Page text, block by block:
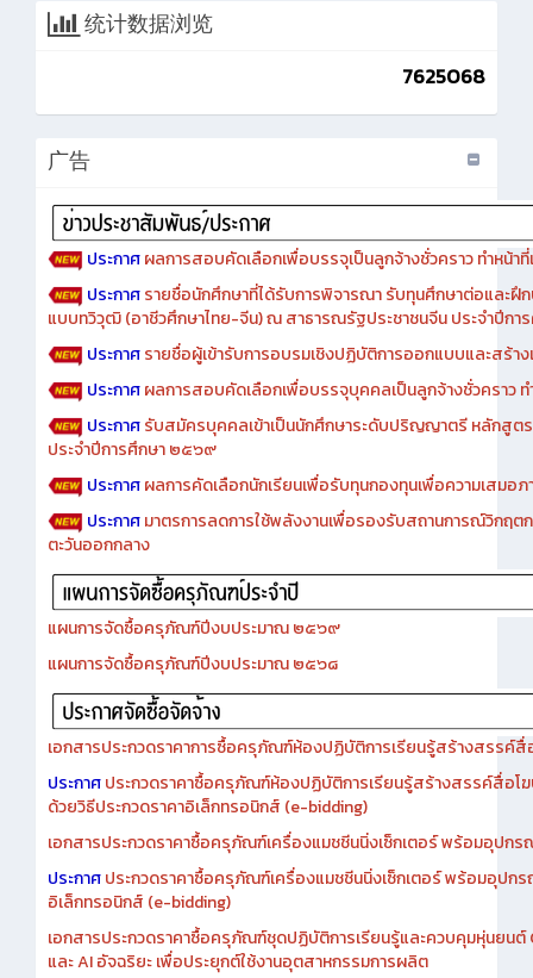
统计数据浏览
7625068
广告
ประกาศผลการสอบคัดเลือกเพื่อบรรจุเป็นลูกจ้างชั่วคราว ทำหน้าที่
ประกาศรายชื่อนักศึกษาที่ได้รับการพิจารณา รับทุนศึกษาต่อและฝึ
แบบทวิวุฒิ (อาชีวศึกษาไทย-จีน) ณ สาธารณรัฐประชาชนจีน ประจำปีก
ประกาศรายชื่อผู้เข้ารับการอบรมเชิงปฏิบัติการออกแบบและสร้า
ประกาศผลการสอบคัดเลือกเพื่อบรรจุบุคคลเป็นลูกจ้างชั่วคราว ท
ประกาศรับสมัครบุคคลเข้าเป็นนักศึกษาระดับปริญญาตรี หลักสูต
ประจำปีการศึกษา ๒๕๖๙
ประกาศผลการคัดเลือกนักเรียนเพื่อรับทุนกองทุนเพื่อความเสมอ
ประกาศมาตรการลดการใช้พลังงานเพื่อรองรับสถานการณ์วิกฤ
ตะวันออกกลาง
แผนการจัดซื้อครุภัณฑ์ปีงบประมาณ ๒๕๖๙
แผนการจัดซื้อครุภัณฑ์ปีงบประมาณ ๒๕๖๘
เอกสารประกวดราคาการซื้อครุภัณฑ์ห้องปฏิบัติการเรียนรู้สร้างสรรค์
ประกาศประกวดราคาซื้อครุภัณฑ์ห้องปฏิบัติการเรียนรู้สร้างสรรค์สื่อโ
ด้วยวิธีประกวดราคาอิเล็กทรอนิกส์ (e-bidding)
เอกสารประกวดราคาซื้อครุภัณฑ์เครื่องแมชชีนนิ่งเซ็กเตอร์ พร้อมอุปก
ประกาศประกวดราคาซื้อครุภัณฑ์เครื่องแมชชีนนิ่งเซ็กเตอร์ พร้อมอุปก
อิเล็กทรอนิกส์ (e-bidding)
เอกสารประกวดราคาซื้อครุภัณฑ์ชุดปฏิบัติการเรียนรู้และควบคุมหุ่นยน
และ AI อัจฉริยะ เพื่อประยุกต์ใช้งานอุตสาหกรรมการผลิต